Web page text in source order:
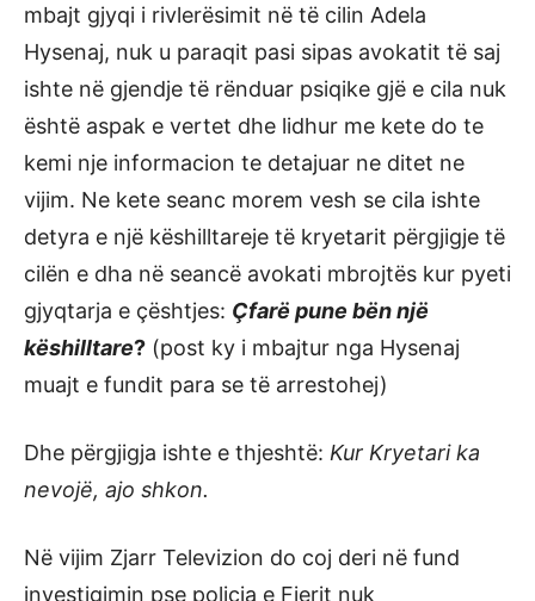
mbajt gjyqi i rivlerësimit në të cilin Adela
Hysenaj, nuk u paraqit pasi sipas avokatit të saj
ishte në gjendje të rënduar psiqike gjë e cila nuk
është aspak e vertet dhe lidhur me kete do te
kemi nje informacion te detajuar ne ditet ne
vijim. Ne kete seanc morem vesh se cila ishte
detyra e një këshilltareje të kryetarit përgjigje të
cilën e dha në seancë avokati mbrojtës kur pyeti
gjyqtarja e çështjes: Çfarë pune bën një
këshilltare? (post ky i mbajtur nga Hysenaj
muajt e fundit para se të arrestohej)
Dhe përgjigja ishte e thjeshtë: Kur Kryetari ka
nevojë, ajo shkon.
Në vijim Zjarr Televizion do coj deri në fund
investigimin pse policia e Fierit nuk